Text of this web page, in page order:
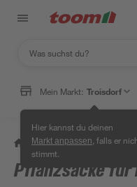
Mein Markt: Troisdorf
Hier kannst du deinen
Markt anpassen , falls er
stimmt.
/ Garten & Freizeit /
Pflanzsäcke